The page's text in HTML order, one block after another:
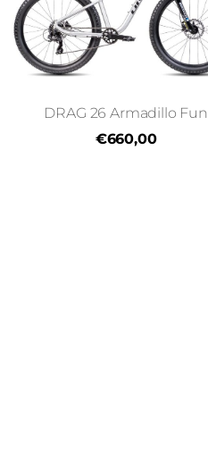
DRAG 26 Armadillo Fun
€660,00